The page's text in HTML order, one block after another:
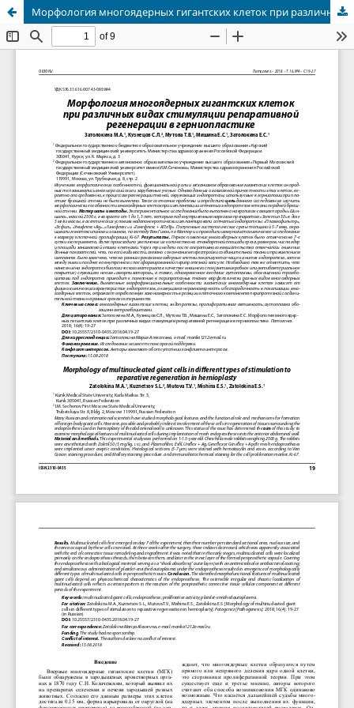
Морфология многоядерных гигантских клеток при различных видах стимуляции репаративной регенерации в герниопластике